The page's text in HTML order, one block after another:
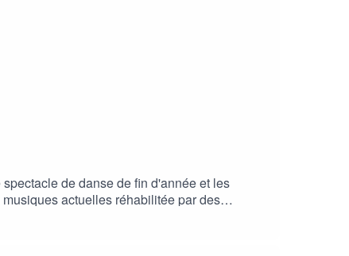
de danse de fin d'année et les
actuelles réhabilitée par des
interprète revient sur son parcours, son